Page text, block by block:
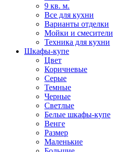
9 кв. м.
Все для кухни
Варианты отделки
Мойки и смесители
Техника для кухни
Шкафы-купе
Цвет
Коричневые
Серые
Темные
Черные
Светлые
Белые шкафы-купе
Венге
Размер
Маленькие